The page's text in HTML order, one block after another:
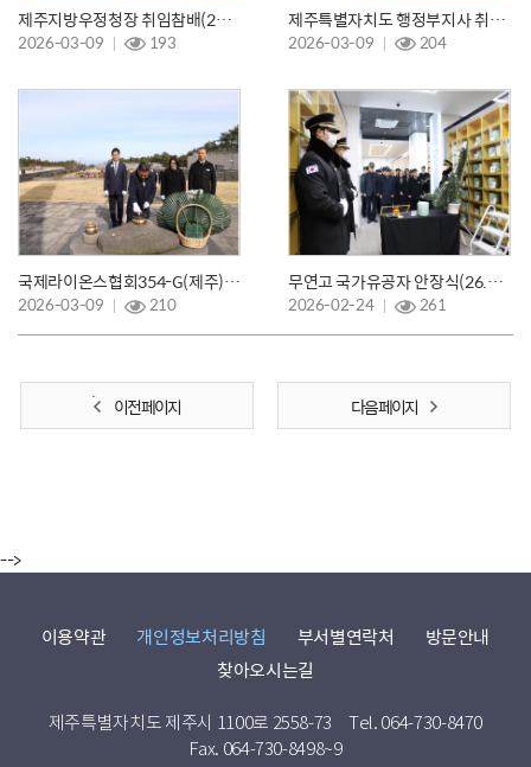
제주지방우정청장 취임참배(26.03.09.)
2026-03-09 193
제주특별자치도 행정부지사 취임참배(26.03.09.)
2026-03-09 204
국제라이온스협회354-G(제주) '나라사랑 함께 실천해요!'(26.03.08.)
2026-03-09 210
무연고 국가유공자 안장식(26.2.24.)
2026-02-24 261
이전 페이지 다음 페이지
-->
이용약관 개인정보처리방침 부서별연락처
방문안내
찾아오시는길
제주특별자치도 제주시 1100로 2558-73
Tel. 064-730-8470
Fax. 064-730-8498~9